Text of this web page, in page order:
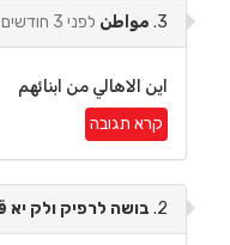
مواطنלפני 3 חודשים
اين الاهالي من ابنائهم
קרא תגובה
בושה לרפיק ולק יא